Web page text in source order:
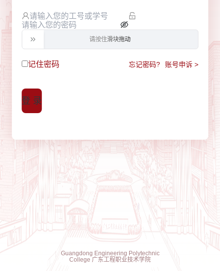
请按住滑块拖动
记住密码 忘记密码? 账号申诉 >
登 录
Guangdong Engineering Polytechnic
College 广东工程职业技术学院